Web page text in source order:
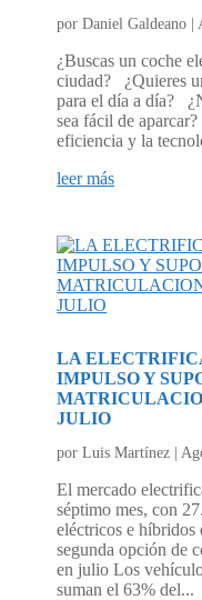
porDaniel Galdeano
¿Buscas un coche
ciudad? ¿Quieres
para el día a día?
sea fácil de
eficiencia y la
leer más
LA
IMPULSO Y
JULIO
porLuis Martínez
El mercado
séptimo mes, con
eléctricos e híbridos
segunda opción de
en julio Los
suman el 63% del...